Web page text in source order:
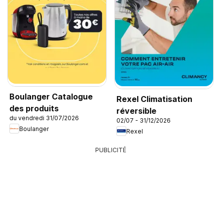
Boulanger Catalogue
des produits
du vendredi 31/07/2026
Boulanger
Rexel Climatisation
réversible
02/07 - 31/12/2026
Rexel
PUBLICITÉ